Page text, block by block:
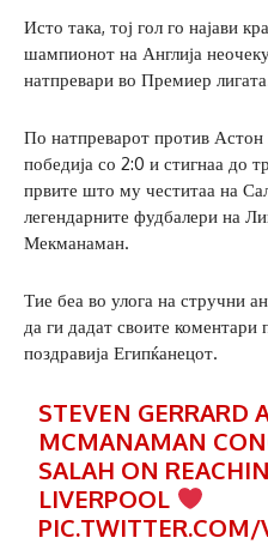
Исто така, тој гол го најави
шампионот на Англија
натпревари во Премиер
По натпреварот против Астон
победија со 2:0 и стигнаа до
првите што му честитаа на
легендарните фудбалери на
Мекманаман.
Тие беа во улога на стручни
да ги дадат своите
поздравија Египќанецот.
STEVEN GERRARD
MCMANAMAN
SALAH ON
LIVERPOOL